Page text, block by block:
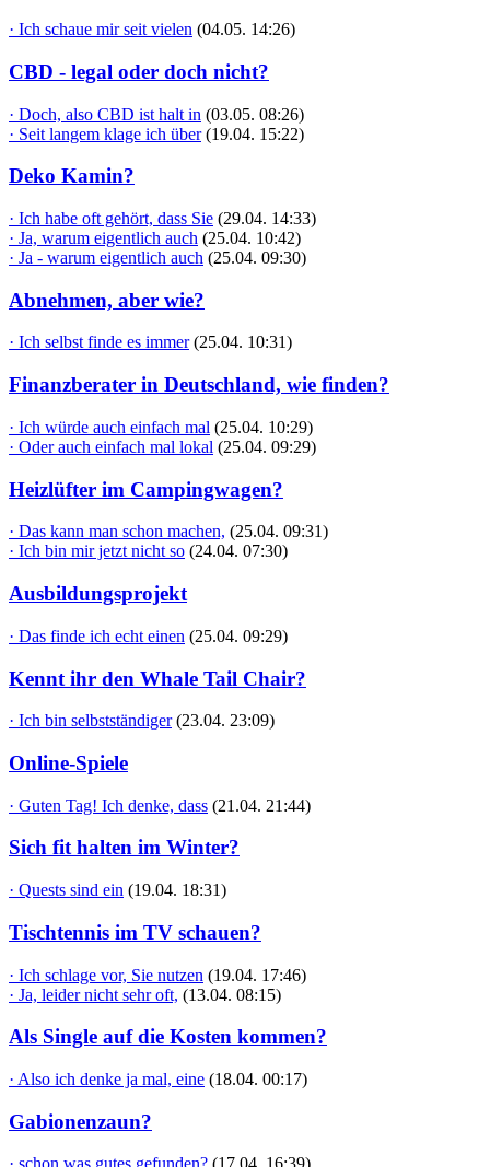
· Ich schaue mir seit vielen (04.05. 14:26)
CBD - legal oder doch nicht?
· Doch, also CBD ist halt in (03.05. 08:26)
· Seit langem klage ich über (19.04. 15:22)
Deko Kamin?
· Ich habe oft gehört, dass Sie (29.04. 14:33)
· Ja, warum eigentlich auch (25.04. 10:42)
· Ja - warum eigentlich auch (25.04. 09:30)
Abnehmen, aber wie?
· Ich selbst finde es immer (25.04. 10:31)
Finanzberater in Deutschland, wie finden?
· Ich würde auch einfach mal (25.04. 10:29)
· Oder auch einfach mal lokal (25.04. 09:29)
Heizlüfter im Campingwagen?
· Das kann man schon machen, (25.04. 09:31)
· Ich bin mir jetzt nicht so (24.04. 07:30)
Ausbildungsprojekt
· Das finde ich echt einen (25.04. 09:29)
Kennt ihr den Whale Tail Chair?
· Ich bin selbstständiger (23.04. 23:09)
Online-Spiele
· Guten Tag! Ich denke, dass (21.04. 21:44)
Sich fit halten im Winter?
· Quests sind ein (19.04. 18:31)
Tischtennis im TV schauen?
· Ich schlage vor, Sie nutzen (19.04. 17:46)
· Ja, leider nicht sehr oft, (13.04. 08:15)
Als Single auf die Kosten kommen?
· Also ich denke ja mal, eine (18.04. 00:17)
Gabionenzaun?